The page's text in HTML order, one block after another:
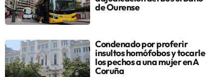
de Ourense
Condenado por proferir
insultos homófobos y tocarle
los pechos a una mujer en A
Coruña